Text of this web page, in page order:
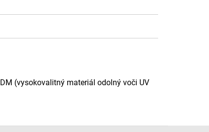
(vysokovalitný materiál odolný voči UV